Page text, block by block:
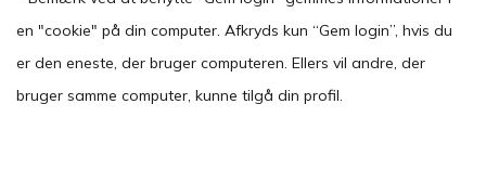
en "cookie" på din computer. Afkryds kun “Gem login”, hvis du
er den eneste, der bruger computeren. Ellers vil andre, der
bruger samme computer, kunne tilgå din profil.